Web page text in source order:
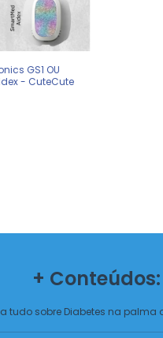
GS1 OU
- CuteCute
+ Conteúdos:
tudo sobre Diabetes na palma